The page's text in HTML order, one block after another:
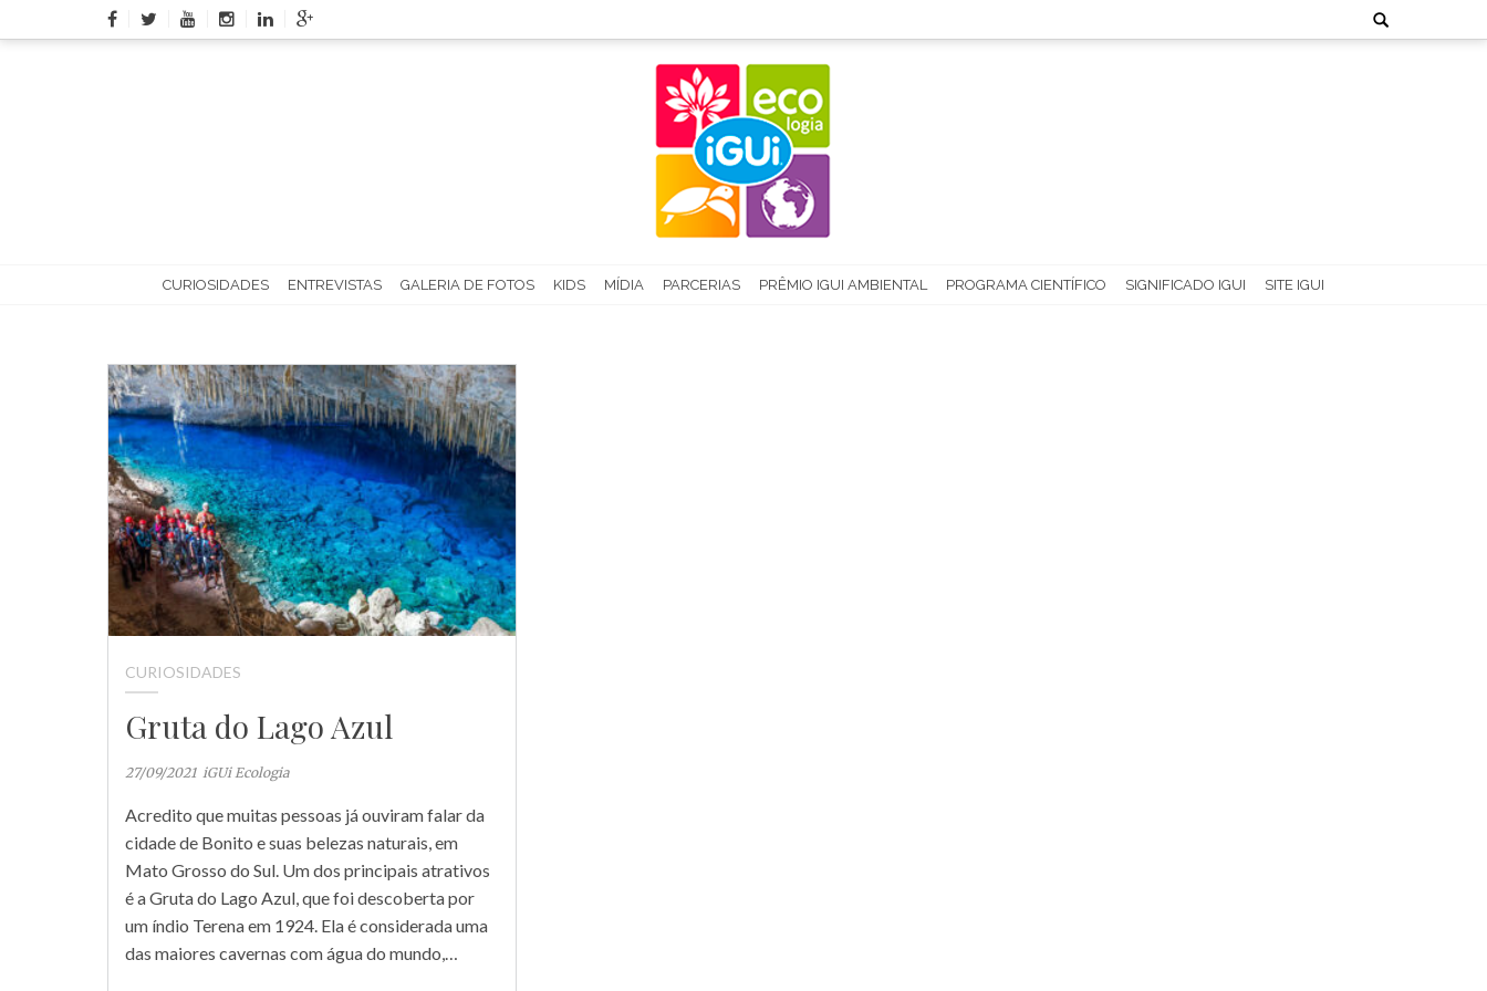
to
Search
for:
CURIOSIDADES ENTREVISTAS GALERIA DE FOTOS KIDS MÍDIA PARCERIAS PRÊMIO IGUI AMBIENTAL PROGRAMA CIENTÍFICO SIGNIFICADO IGUI SITE IGUI
CURIOSIDADES
Gruta do Lago Azul
27/09/2021 iGUi Ecologia
Acredito que muitas pessoas já ouviram falar da
cidade de Bonito e suas belezas naturais, em
Mato Grosso do Sul. Um dos principais atrativos
é a Gruta do Lago Azul, que foi descoberta por
um índio Terena em 1924. Ela é considerada uma
das maiores cavernas com água do mundo,…